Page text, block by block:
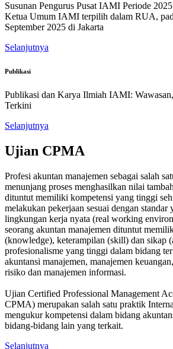
Susunan Pengurus Pusat IAMI Periode
Ketua Umum IAMI terpilih dalam RUA,
September 2025 di Jakarta
Selanjutnya
Publikasi
Publikasi dan Karya Ilmiah IAMI:
Terkini
Selanjutnya
Ujian CPMA
Profesi akuntan manajemen sebagai salah
menunjang proses menghasilkan nilai
dituntut memiliki kompetensi yang tinggi
melakukan pekerjaan sesuai dengan standar
lingkungan kerja nyata (real working
seorang akuntan manajemen dituntut
(knowledge), keterampilan (skill) dan sikap
profesionalisme yang tinggi dalam bidang
akuntansi manajemen, manajemen
risiko dan manajemen informasi.
Ujian Certified Professional Management
CPMA) merupakan salah satu praktik
mengukur kompetensi dalam bidang
bidang-bidang lain yang terkait.
Selanjutnya